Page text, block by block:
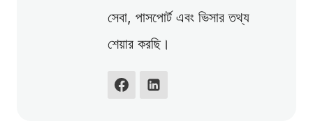
সেবা, পাসপোর্ট এবং ভিসার তথ্য
শেয়ার করছি।